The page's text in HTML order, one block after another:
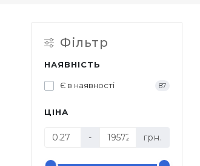
Фільтр
НАЯВНІСТЬ
Є в наявності 87
ЦІНА
- грн.